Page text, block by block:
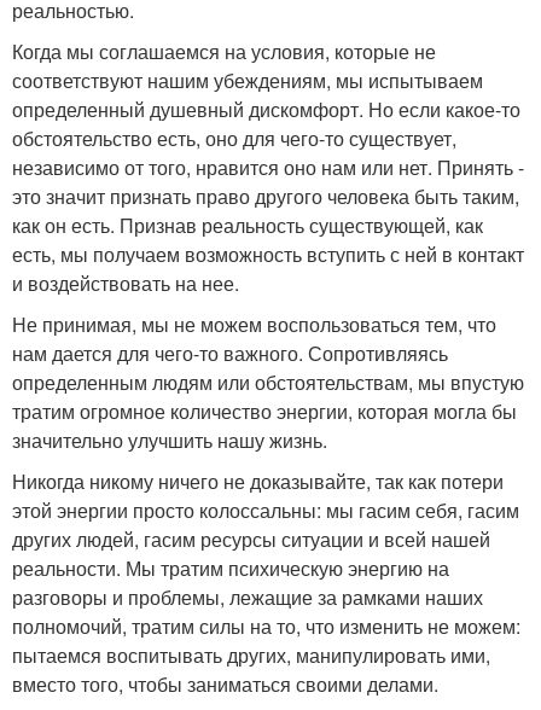
реальностью.
Когда мы соглашаемся на условия, которые не
соответствуют нашим убеждениям, мы испытываем
определенный душевный дискомфорт. Но если какое-то
обстоятельство есть, оно для чего-то существует,
независимо от того, нравится оно нам или нет. Принять -
это значит признать право другого человека быть таким,
как он есть. Признав реальность существующей, как
есть, мы получаем возможность вступить с ней в контакт
и воздействовать на нее.
Не принимая, мы не можем воспользоваться тем, что
нам дается для чего-то важного. Сопротивляясь
определенным людям или обстоятельствам, мы впустую
тратим огромное количество энергии, которая могла бы
значительно улучшить нашу жизнь.
Никогда никому ничего не доказывайте, так как потери
этой энергии просто колоссальны: мы гасим себя, гасим
других людей, гасим ресурсы ситуации и всей нашей
реальности. Мы тратим психическую энергию на
разговоры и проблемы, лежащие за рамками наших
полномочий, тратим силы на то, что изменить не можем:
пытаемся воспитывать других, манипулировать ими,
вместо того, чтобы заниматься своими делами.